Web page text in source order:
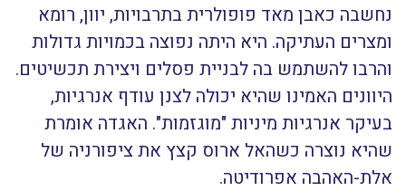
נחשבה כאבן מאד פופולרית בתרבויות, יוון, רומא
ומצרים העתיקה. היא היתה נפוצה בכמויות גדולות
והרבו להשתמש בה לבניית פסלים ויצירת תכשיטים.
היוונים האמינו שהיא יכולה לצנן עודף אנרגיות,
בעיקר אנרגיות מיניות "מוגזמות". האגדה אומרת
שהיא נוצרה כשהאל ארוס קצץ את ציפורניה של
אלת-האהבה אפרודיטה.